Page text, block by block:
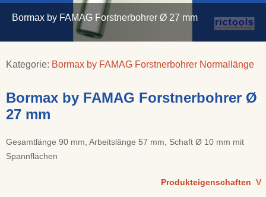
Bormax by FAMAG Forstnerbohrer Ø 27 mm
Kategorie: Bormax by FAMAG Forstnerbohrer Normallänge
Bormax by FAMAG Forstnerbohrer Ø
27 mm
Gesamtlänge 90 mm, Arbeitslänge 57 mm, Schaft Ø 10 mm mit
Spannflächen
Produkteigenschaften V